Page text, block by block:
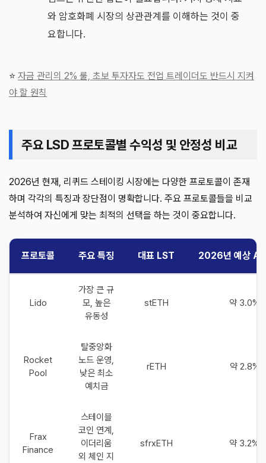
와 암호화폐 시장의 상관관계를 이해하는 것이 중
요합니다.
⭐ 자금 관리의 2% 룰, 초보 투자자도 전업 트레이더도 반드시 지켜
야 할 원칙
주요 LSD 프로토콜별 수익성 및 안정성 비교
2026년 현재, 리퀴드 스테이킹 시장에는 다양한 프로토콜이 존재
하며 각각의 특징과 장단점이 명확합니다. 주요 프로토콜들을 비교
분석하여 자신에게 맞는 최적의 선택을 하는 것이 중요합니다.
프로토콜 주요 특징 대표 LST 2026년 예상
Lido
가장 큰 규
모, 높은
유동성
stETH 약 3.0%
Rocket
Pool
탈중앙화
노드 운영,
낮은 최소
예치금
rETH 약 2.8%
Frax
Finance
스테이블
코인 연계,
이더리움
외 체인 지
sfrxETH 약 3.2%